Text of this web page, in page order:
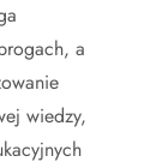
a
wiedzy,